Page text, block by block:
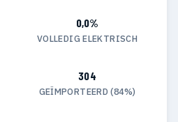
0,0%
VOLLEDIG ELEKTRISCH
304
GEÏMPORTEERD (84%)